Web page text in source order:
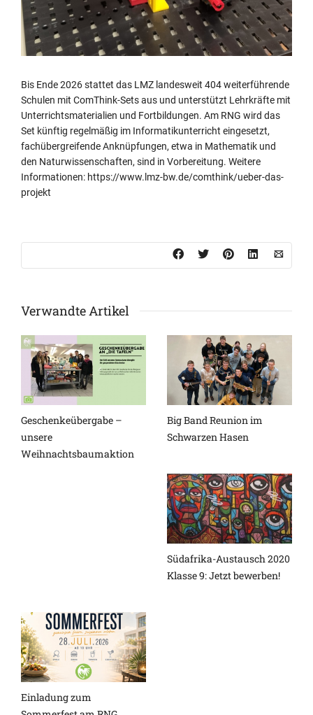
Bis Ende 2026 stattet das LMZ landesweit 404 weiterführende
Schulen mit ComThink-Sets aus und unterstützt Lehrkräfte mit
Unterrichtsmaterialien und Fortbildungen. Am RNG wird das
Set künftig regelmäßig im Informatikunterricht eingesetzt,
fachübergreifende Anknüpfungen, etwa in Mathematik und
den Naturwissenschaften, sind in Vorbereitung. Weitere
Informationen: https://www.lmz-bw.de/comthink/ueber-das-
projekt
Verwandte Artikel
Geschenkeübergabe –
unsere
Weihnachtsbaumaktion
Big Band Reunion im
Schwarzen Hasen
Südafrika-Austausch 2020
Klasse 9: Jetzt bewerben!
Einladung zum